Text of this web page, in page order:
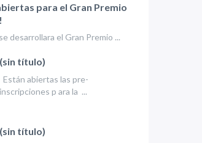
para el Gran Premio
desarrollara el Gran Premio ...
(sin título)
Están abiertas las pre-
inscripciones p ara la ...
(sin título)